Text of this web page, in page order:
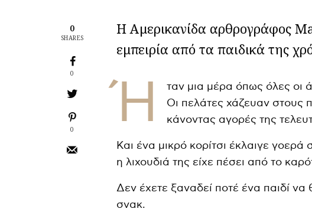
0
SHARES
0
0
Η Αμερικανίδα αρθρογράφος
εμπειρία από τα παιδικά της
Ή
ταν μια μέρα όπως όλες οι
Οι πελάτες χάζευαν στους
κάνοντας αγορές της
Και ένα μικρό κορίτσι έκλαιγε
η λιχουδιά της είχε πέσει από το
Δεν έχετε ξαναδεί ποτέ ένα παιδί
σνακ.